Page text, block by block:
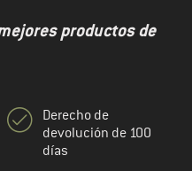
productos de
Derecho de
devolución de 100
días